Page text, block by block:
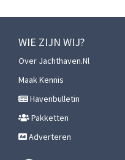
WIE ZIJN WIJ?
Over Jachthaven.nl
Maak Kennis
Havenbulletin
Pakketten
Adverteren